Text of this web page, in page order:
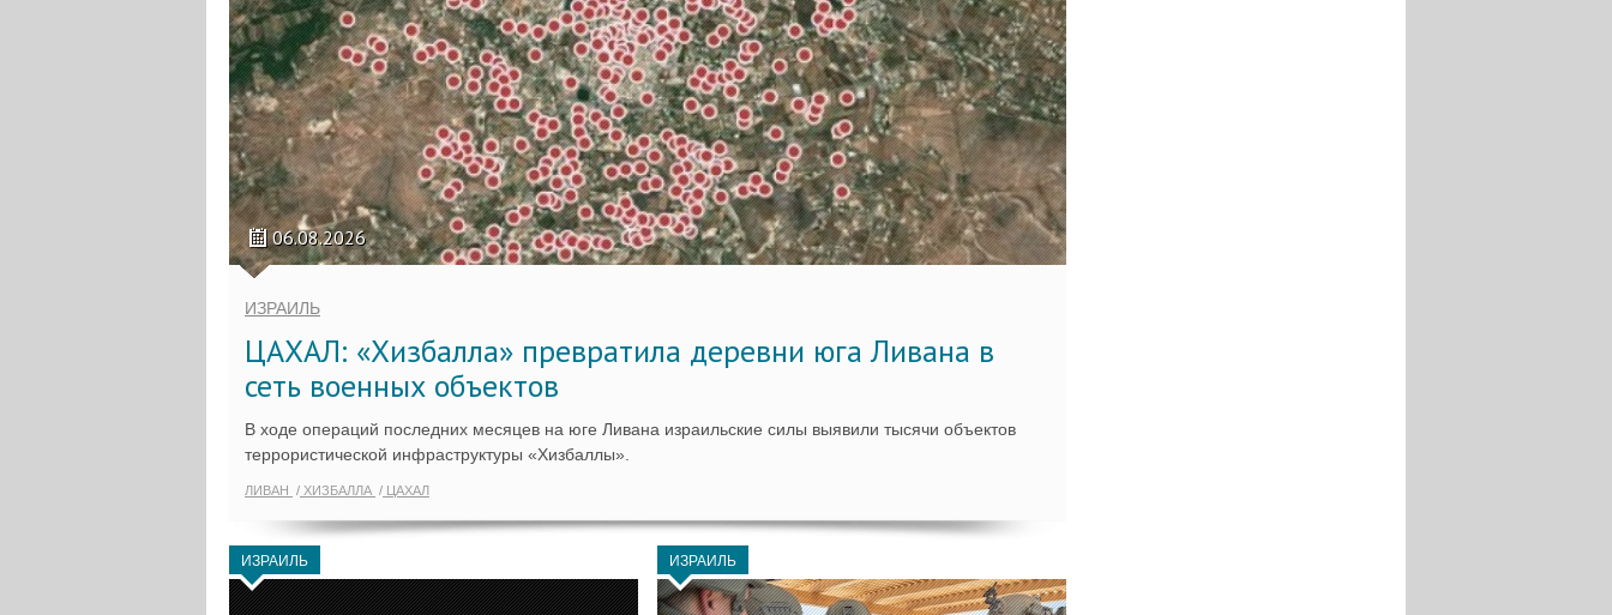
06.08.2026
ИЗРАИЛЬ
ЦАХАЛ: «Хизбалла» превратила деревни юга Ливана в
сеть военных объектов
В ходе операций последних месяцев на юге Ливана израильские силы выявили тысячи объектов
террористической инфраструктуры «Хизбаллы».
ЛИВАН ХИЗБАЛЛА ЦАХАЛ
ИЗРАИЛЬ ИЗРАИЛЬ